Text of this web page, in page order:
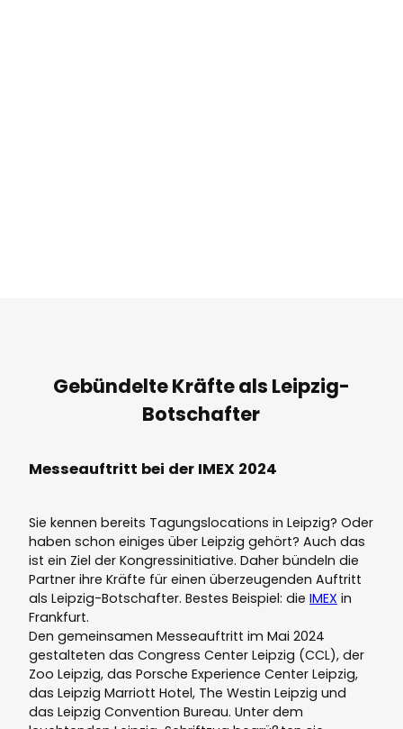
Gebündelte Kräfte als Leipzig-
Botschafter
Messeauftritt bei der IMEX 2024
Sie kennen bereits Tagungslocations in Leipzig? Oder
haben schon einiges über Leipzig gehört? Auch das
ist ein Ziel der Kongressinitiative. Daher bündeln die
Partner ihre Kräfte für einen überzeugenden Auftritt
als Leipzig-Botschafter. Bestes Beispiel: die IMEX in
Frankfurt.
Den gemeinsamen Messeauftritt im Mai 2024
gestalteten das Congress Center Leipzig (CCL), der
Zoo Leipzig, das Porsche Experience Center Leipzig,
das Leipzig Marriott Hotel, The Westin Leipzig und
das Leipzig Convention Bureau. Unter dem